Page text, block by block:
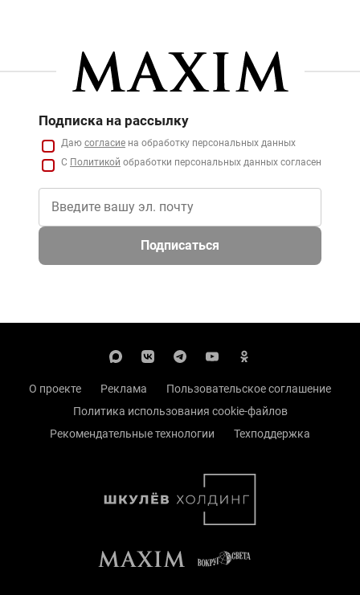
Подписка на рассылку
Даю согласие на обработку персональных данных
С Политикой обработки персональных данных согласен
Подписаться
О проекте Реклама
Пользовательское соглашение
Политика использования cookie-файлов
Рекомендательные технологии
Техподдержка